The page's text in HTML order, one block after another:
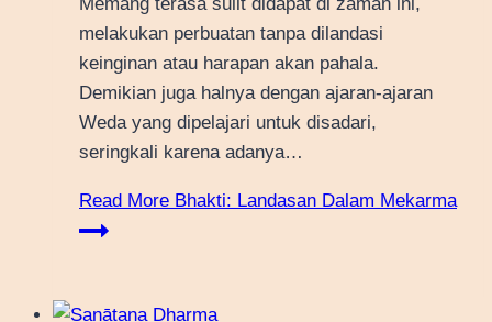
melakukan perbuatan tanpa dilandasi
keinginan atau harapan akan pahala.
Demikian juga halnya dengan ajaran-ajaran
Weda yang dipelajari untuk disadari,
seringkali karena adanya…
Read More Bhakti: Landasan Dalam Mekarma